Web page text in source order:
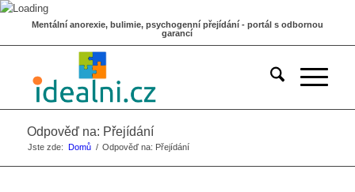
Mentální anorexie, bulimie, psychogenní přejídání - portál s odbornou
garancí
Odpověď na: Přejídání
Jste zde: Domů / Odpověď na: Přejídání